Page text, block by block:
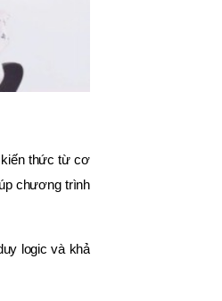
kiến thức từ cơ
chương trình
logic và khả